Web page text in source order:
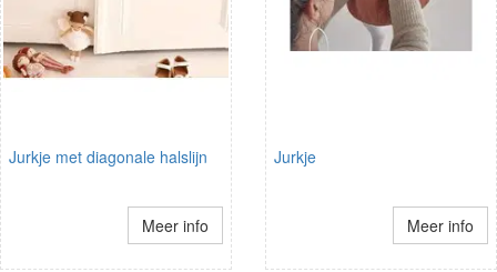
Jurkje met diagonale halslijn
Meer info
Jurkje
Meer info